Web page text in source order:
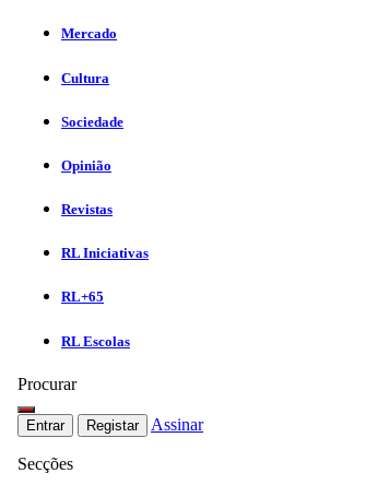
Mercado
Cultura
Sociedade
Opinião
Revistas
RL Iniciativas
RL+65
RL Escolas
Procurar
Entrar Registar Assinar
Secções